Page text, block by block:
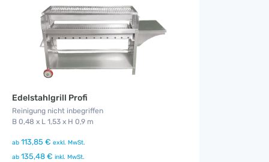
Edelstahlgrill Profi
Reinigung nicht inbegriffen
B 0,48 x L 1,53 x H 0,9 m
ab 113,85 € exkl. MwSt.
ab 135,48 € inkl. MwSt.